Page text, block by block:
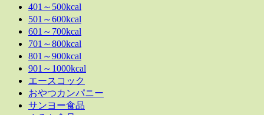
401～500kcal
501～600kcal
601～700kcal
701～800kcal
801～900kcal
901～1000kcal
エースコック
おやつカンパニー
サンヨー食品